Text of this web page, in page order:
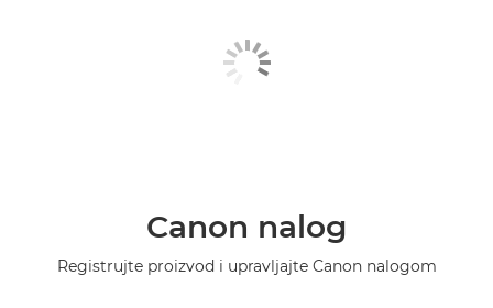
Canon nalog
Registrujte proizvod i upravljajte Canon nalogom